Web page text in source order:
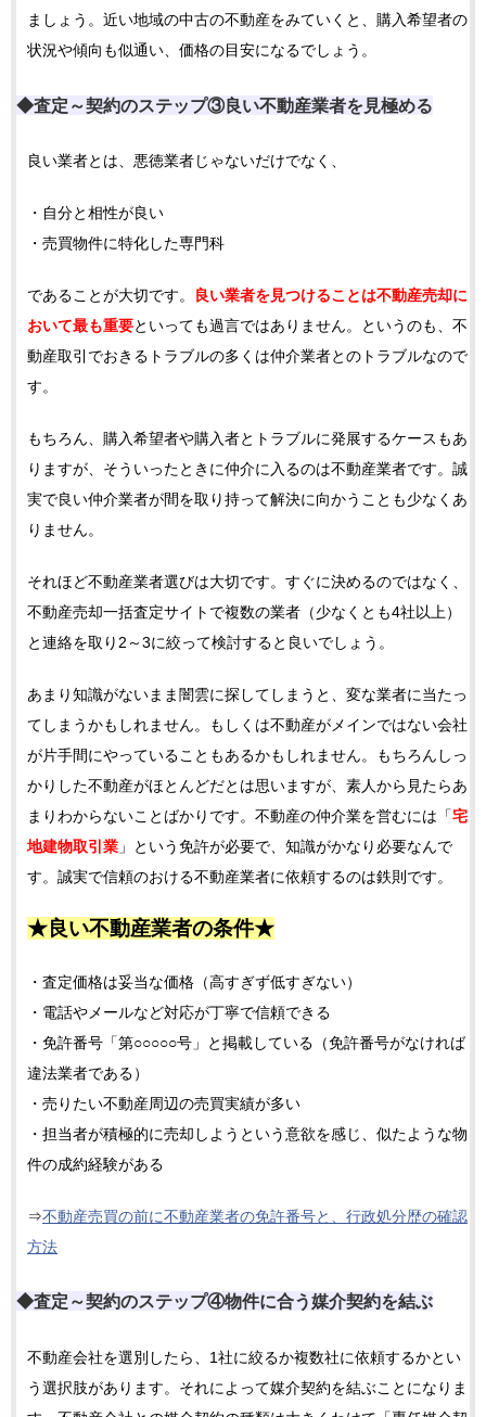
ましょう。近い地域の中古の不動産をみていくと、購入希望者の
状況や傾向も似通い、価格の目安になるでしょう。
◆査定～契約のステップ③良い不動産業者を見極める
良い業者とは、悪徳業者じゃないだけでなく、
・自分と相性が良い
・売買物件に特化した専門科
であることが大切です。
良い業者を見つけることは不動産売却に
おいて最も重要といっても過言ではありません。というのも、不
動産取引でおきるトラブルの多くは仲介業者とのトラブルなので
す。
もちろん、購入希望者や購入者とトラブルに発展するケースもあ
りますが、そういったときに仲介に入るのは不動産業者です。誠
実で良い仲介業者が間を取り持って解決に向かうことも少なくあ
りません。
それほど不動産業者選びは大切です。すぐに決めるのではなく、
不動産売却一括査定サイトで複数の業者（少なくとも4社以上）
と連絡を取り2～3に絞って検討すると良いでしょう。
あまり知識がないまま闇雲に探してしまうと、変な業者に当たっ
てしまうかもしれません。もしくは不動産がメインではない会社
が片手間にやっていることもあるかもしれません。もちろんしっ
かりした不動産がほとんどだとは思いますが、素人から見たらあ
まりわからないことばかりです。不動産の仲介業を営むには「宅
地建物取引業 」という免許が必要で、知識がかなり必要なんで
す。誠実で信頼のおける不動産業者に依頼するのは鉄則です。
★良い不動産業者の条件★
・査定価格は妥当な価格（高すぎず低すぎない）
・電話やメールなど対応が丁寧で信頼できる
・免許番号「第○○○○○号」と掲載している（免許番号がなければ
違法業者である）
・売りたい不動産周辺の売買実績が多い
・担当者が積極的に売却しようという意欲を感じ、似たような物
件の成約経験がある
⇒不動産売買の前に不動産業者の免許番号と、行政処分歴の確認
方法
◆査定～契約のステップ④物件に合う媒介契約を結ぶ
不動産会社を選別したら、1社に絞るか複数社に依頼するかとい
う選択肢があります。それによって媒介契約を結ぶことになりま